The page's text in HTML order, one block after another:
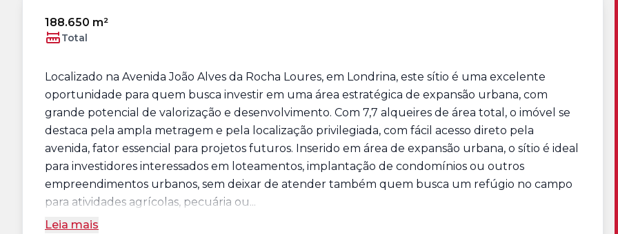
188.650 m²
Total
Localizado na Avenida João Alves da Rocha Loures, em Londrina, este sítio é uma excelente
oportunidade para quem busca investir em uma área estratégica de expansão urbana, com
grande potencial de valorização e desenvolvimento. Com 7,7 alqueires de área total, o imóvel se
destaca pela ampla metragem e pela localização privilegiada, com fácil acesso direto pela
avenida, fator essencial para projetos futuros. Inserido em área de expansão urbana, o sítio é ideal
para investidores interessados em loteamentos, implantação de condomínios ou outros
empreendimentos urbanos, sem deixar de atender também quem busca um refúgio no campo
para atividades agrícolas, pecuária ou...
Leia mais